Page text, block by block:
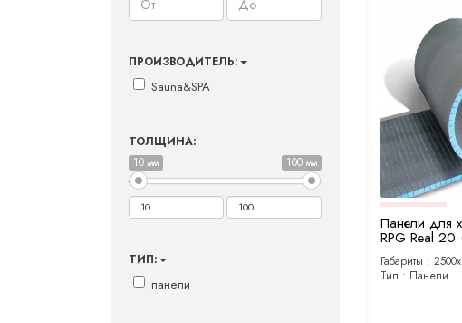
ПРОИЗВОДИТЕЛЬ:
Sauna&SPA
ТОЛЩИНА:
10 мм
100 мм
ТИП:
панели
Панели для
RPG Real 20
Габариты :
Тип : Панели